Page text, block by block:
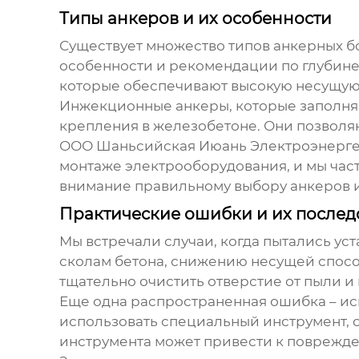
Типы анкеров и их особенности
Существует множество типов анкерных
особенности и рекомендации по
которые обеспечивают высокую
Инжекционные анкеры, которые
крепления в железобетоне. Они
ООО Шаньсийская Июань
монтаже электрооборудования, и мы
внимание правильному выбору
Практические ошибки и их
Мы встречали случаи, когда пытались
сколам бетона, снижению несущей
тщательно очистить отверстие от пыли
Еще одна распространенная ошибка –
использовать специальный
инструмента может привести к